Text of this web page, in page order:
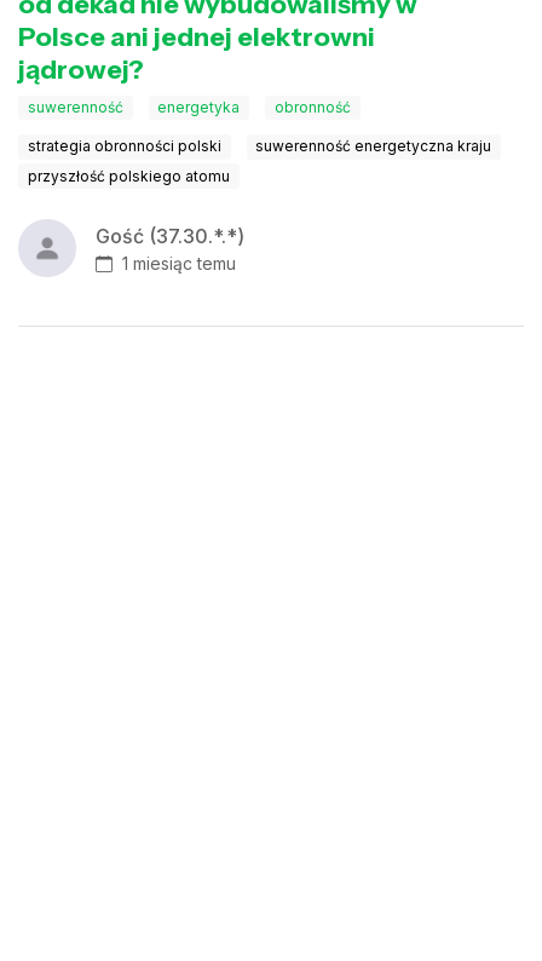
Polsce ani jednej elektrowni
jądrowej?
suwerenność energetyka obronność
strategia obronności polski
suwerenność energetyczna kraju
przyszłość polskiego atomu
Gość (37.30.*.*)
1 miesiąc temu